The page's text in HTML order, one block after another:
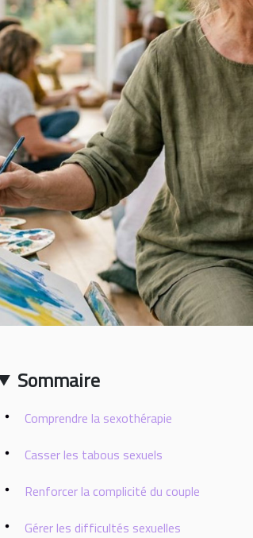
Sommaire
Comprendre la sexothérapie
Casser les tabous sexuels
Renforcer la complicité du couple
Gérer les difficultés sexuelles